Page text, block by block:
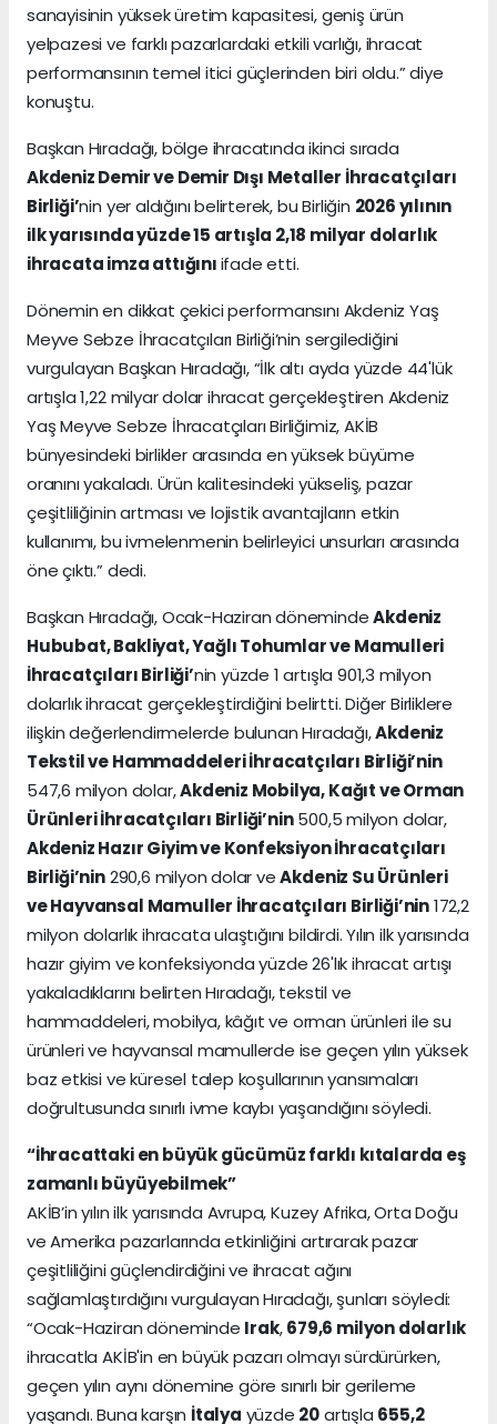
sanayisinin yüksek üretim kapasitesi, geniş ürün
yelpazesi ve farklı pazarlardaki etkili varlığı, ihracat
performansının temel itici güçlerinden biri oldu.” diye
konuştu.
Başkan Hıradağı, bölge ihracatında ikinci sırada
Akdeniz Demir ve Demir Dışı Metaller İhracatçıları
Birliği’nin yer aldığını belirterek, bu Birliğin 2026 yılının
ilk yarısında yüzde 15 artışla 2,18 milyar dolarlık
ihracata imza attığınıifade etti.
Dönemin en dikkat çekici performansını Akdeniz Yaş
Meyve Sebze İhracatçıları Birliği’nin sergilediğini
vurgulayan Başkan Hıradağı, “İlk altı ayda yüzde 44'lük
artışla 1,22 milyar dolar ihracat gerçekleştiren Akdeniz
Yaş Meyve Sebze İhracatçıları Birliğimiz, AKİB
bünyesindeki birlikler arasında en yüksek büyüme
oranını yakaladı. Ürün kalitesindeki yükseliş, pazar
çeşitliliğinin artması ve lojistik avantajların etkin
kullanımı, bu ivmelenmenin belirleyici unsurları arasında
öne çıktı.” dedi.
Başkan Hıradağı, Ocak-Haziran dönemindeAkdeniz
Hububat, Bakliyat, Yağlı Tohumlar ve Mamulleri
İhracatçıları Birliği’nin yüzde 1 artışla 901,3 milyon
dolarlık ihracat gerçekleştirdiğini belirtti. Diğer Birliklere
ilişkin değerlendirmelerde bulunan Hıradağı,Akdeniz
Tekstil ve Hammaddeleri İhracatçıları Birliği’nin
547,6 milyon dolar,Akdeniz Mobilya, Kağıt ve Orman
Ürünleri İhracatçıları Birliği’nin500,5 milyon dolar,
Akdeniz Hazır Giyim ve Konfeksiyon İhracatçıları
Birliği’nin290,6 milyon dolar veAkdeniz Su Ürünleri
ve Hayvansal Mamuller İhracatçıları Birliği’nin172,2
milyon dolarlık ihracata ulaştığını bildirdi. Yılın ilk yarısında
hazır giyim ve konfeksiyonda yüzde 26'lık ihracat artışı
yakaladıklarını belirten Hıradağı, tekstil ve
hammaddeleri, mobilya, kâğıt ve orman ürünleri ile su
ürünleri ve hayvansal mamullerde ise geçen yılın yüksek
baz etkisi ve küresel talep koşullarının yansımaları
doğrultusunda sınırlı ivme kaybı yaşandığını söyledi.
“İhracattaki en büyük gücümüz farklı kıtalarda eş
zamanlı büyüyebilmek”
AKİB’in yılın ilk yarısında Avrupa, Kuzey Afrika, Orta Doğu
ve Amerika pazarlarında etkinliğini artırarak pazar
çeşitliliğini güçlendirdiğini ve ihracat ağını
sağlamlaştırdığını vurgulayan Hıradağı, şunları söyledi:
“Ocak-Haziran döneminde Irak,679,6 milyon dolarlık
ihracatla AKİB'in en büyük pazarı olmayı sürdürürken,
geçen yılın aynı dönemine göre sınırlı bir gerileme
yaşandı. Buna karşın İtalya yüzde 20artışla 655,2